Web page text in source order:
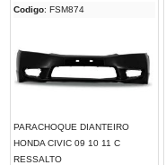
Codigo: FSM874
PARACHOQUE DIANTEIRO
HONDA CIVIC 09 10 11 C
RESSALTO